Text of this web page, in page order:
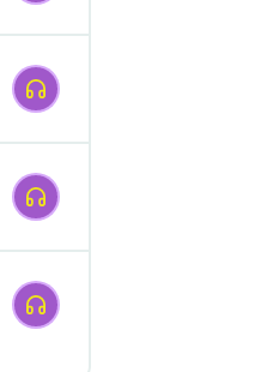
Afspelen
Afspelen
Afspelen